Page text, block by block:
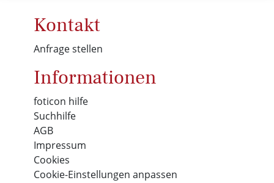
Kontakt
Anfrage stellen
Informationen
foticon hilfe
Suchhilfe
AGB
Impressum
Cookies
Cookie-Einstellungen anpassen